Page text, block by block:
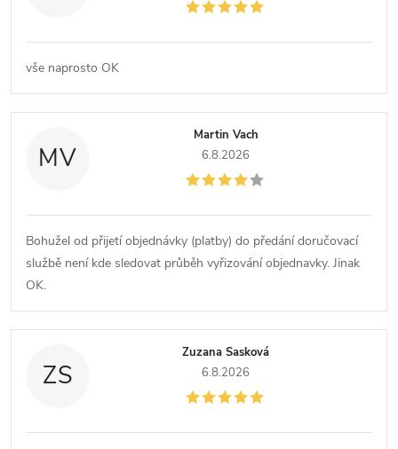
e
n
vše naprosto OK
MV
Martin Vach
6.8.2026
Bohužel od přijetí objednávky (platby) do předání doručovací
službě není kde sledovat průběh vyřizování objednavky. Jinak
OK.
ZS
Zuzana Sasková
6.8.2026